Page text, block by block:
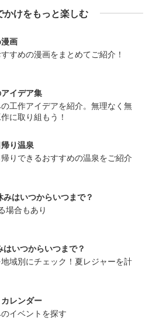
かけをもっと楽しむ
画
すめの漫画をまとめてご紹介！
イデア集
工作アイデアを紹介。無理なく無
に取り組もう！
り温泉
りできるおすすめの温泉をご紹介
はいつからいつまで？
場合もあり
いつからいつまで？
域別にチェック！夏レジャーを計
レンダー
イベントを探す